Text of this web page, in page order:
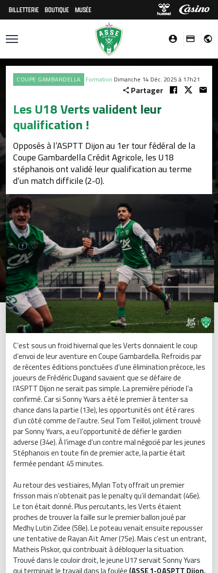
BILLETTERIE BOUTIQUE MUSÉE
COUPE GAMBARDELLA Formation Dimanche 14 Déc. 2025 à 17h21
Partager
Les U18 Verts valident leur
qualification !
Opposés à l’ASPTT Dijon au 1er tour fédéral de la
Coupe Gambardella Crédit Agricole, les U18
stéphanois ont validé leur qualification au terme
d’un match difficile (2-0).
C’est sous un froid hivernal que les Verts donnaient le coup
d’envoi de leur aventure en Coupe Gambardella. Refroidis par
de récentes éditions ponctuées d’une élimination précoce, les
joueurs de Frédéric Dugand savaient que se défaire de
l’ASPTT Dijon ne serait pas simple. La première période l’a
confirmé. Car si Sonny Yvars a été le premier à tenter sa
chance dans la partie (13e), les opportunités ont été rares
d’un côté comme de l’autre. Seul Tom Teillol, joliment trouvé
par Sonny Yvars, a eu l’opportunité de défier le gardien
adverse (34e). À l’image d’un contre mal négocié par les jeunes
Stéphanois en toute fin de premier acte, la partie était
fermée pendant 45 minutes.
Au retour des vestiaires, Mylan Toty offrait un premier
frisson mais n’obtenait pas le penalty qu’il demandait (46e).
Le ton était donné. Plus percutants, les Verts étaient
proches de trouver la faille sur le premier ballon joué par
Medhy Lutin Zidee (58e). Le poteau venait ensuite repousser
une tentative de Rayan Aït Amer (75e). Mais c’est un entrant,
Matheis Piskor, qui contribuait à débloquer la situation.
Trouvé dans le couloir droit, le jeune U17 servait Sonny Yvars